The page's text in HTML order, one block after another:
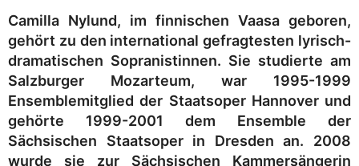
Camilla Nylund, im finnischen Vaasa geboren,
gehört zu den international gefragtesten lyrisch-
dramatischen Sopranistinnen. Sie studierte am
Salzburger Mozarteum, war 1995-1999
Ensemblemitglied der Staatsoper Hannover und
gehörte 1999-2001 dem Ensemble der
Sächsischen Staatsoper in Dresden an. 2008
wurde sie zur Sächsischen Kammersängerin